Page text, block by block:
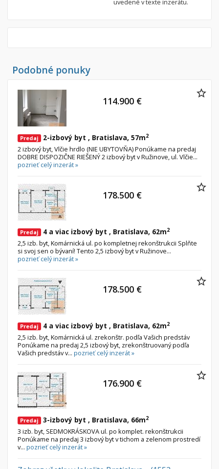
uvedené v texte inzerátu.
Podobné ponuky
Predaj 2-izbový byt , Bratislava, 57m2
2 izbový byt, Vlčie hrdlo (NIE UBYTOVŇA) Ponúkame na predaj
DOBRE DISPOZIČNE RIEŠENÝ 2 izbový byt v Ružinove, ul. Vlčie...
pozrieť celý inzerát »
114.900 €
Predaj 4 a viac izbový byt , Bratislava, 62m2
2,5 izb. byt, Komárnická ul. po kompletnej rekonštrukcii Splňte
si svoj sen o bývaní! Tento 2,5 izbový byt v Ružinove...
pozrieť celý inzerát »
178.500 €
Predaj 4 a viac izbový byt , Bratislava, 62m2
2,5 izb. byt, Komárnická ul. zrekonštr. podľa Vašich predstáv
Ponúkame na predaj 2,5 izbový byt, zrekonštruovaný podľa
Vašich predstáv v... pozrieť celý inzerát »
178.500 €
Predaj 3-izbový byt , Bratislava, 66m2
3 izb. byt, SEDMOKRÁSKOVA ul. po komplet. rekonštrukcii
Ponúkame na predaj 3 izbový byt v tichom a zelenom prostredí
v... pozrieť celý inzerát »
176.900 €